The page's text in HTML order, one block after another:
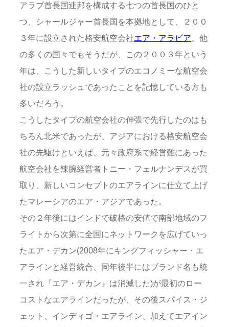
アラブ首長国連邦を構成する七つの首長国のひと
つ、シャールジャー首長国を本拠地として、２００
３年に設立された格安航空会社エア・アラビア。他
の多くの国々でもそうだが、この２００３年という
年は、こうした新しいタイプのエコノミーな航空会
社の設立ラッシュであったことを記憶している方も
多いだろう。
こうしたタイプの航空会社の伸張で先行したのはも
ちろん北米であったが、アジアにおける格安航空会
社の先駆けといえば、元々政府系で経営難にあった
航空会社を辣腕経営者トニー・フェルナンデスが買
取り、新しいコンセプトのエアラインに仕立て上げ
たマレーシアのエア・アジアであった。
その２年後にはインドで破格の安値で南部地域のフ
ライトから次第に全国にネットワークを広げていっ
たエア・デカン(2008年にキングフィッシャー・エ
アラインと経営統合、同年後半にはブランド名も統
一され『エア・デカン』は消滅した)が最初のロー
コストなエアラインだったが、その後スパイス・ジ
ェット、インディゴ・エアライン、加えてエアイン